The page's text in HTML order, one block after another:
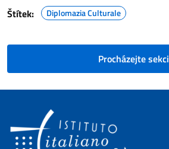
Štítek: Diplomazia Culturale
Procházejte sekci